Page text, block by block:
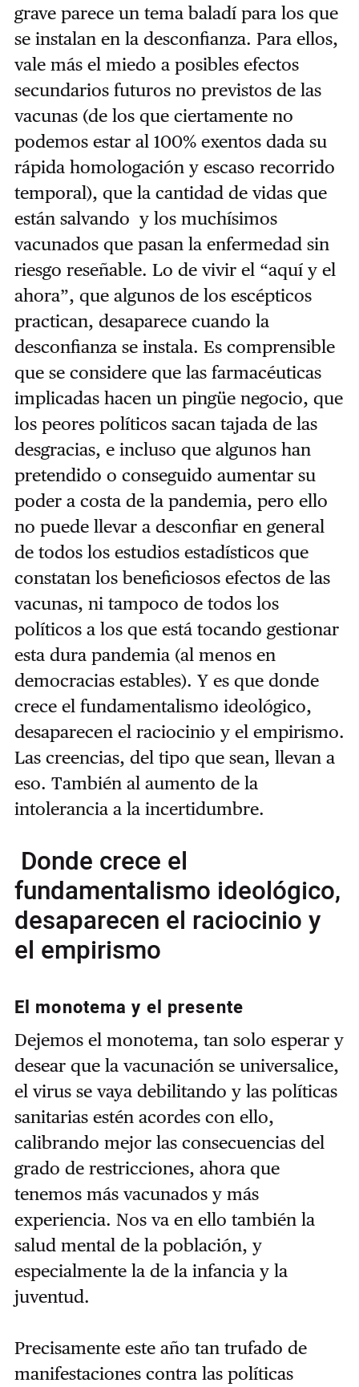
grave parece un tema baladí para los que
se instalan en la desconfianza. Para ellos,
vale más el miedo a posibles efectos
secundarios futuros no previstos de las
vacunas (de los que ciertamente no
podemos estar al 100% exentos dada su
rápida homologación y escaso recorrido
temporal), que la cantidad de vidas que
están salvando y los muchísimos
vacunados que pasan la enfermedad sin
riesgo reseñable. Lo de vivir el “aquí y el
ahora”, que algunos de los escépticos
practican, desaparece cuando la
desconfianza se instala. Es comprensible
que se considere que las farmacéuticas
implicadas hacen un pingüe negocio, que
los peores políticos sacan tajada de las
desgracias, e incluso que algunos han
pretendido o conseguido aumentar su
poder a costa de la pandemia, pero ello
no puede llevar a desconfiar en general
de todos los estudios estadísticos que
constatan los beneficiosos efectos de las
vacunas, ni tampoco de todos los
políticos a los que está tocando gestionar
esta dura pandemia (al menos en
democracias estables). Y es que donde
crece el fundamentalismo ideológico,
desaparecen el raciocinio y el empirismo.
Las creencias, del tipo que sean, llevan a
eso. También al aumento de la
intolerancia a la incertidumbre.
Donde crece el
fundamentalismo ideológico,
desaparecen el raciocinio y
el empirismo
El monotema y el presente
Dejemos el monotema, tan solo esperar y
desear que la vacunación se universalice,
el virus se vaya debilitando y las políticas
sanitarias estén acordes con ello,
calibrando mejor las consecuencias del
grado de restricciones, ahora que
tenemos más vacunados y más
experiencia. Nos va en ello también la
salud mental de la población, y
especialmente la de la infancia y la
juventud.
Precisamente este año tan trufado de
manifestaciones contra las políticas